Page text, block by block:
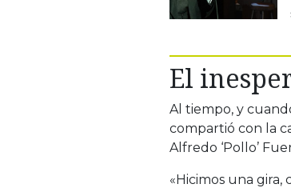
El
Al tiempo, y
compartió con la
Alfredo ‘Pollo’
«Hicimos una gira,